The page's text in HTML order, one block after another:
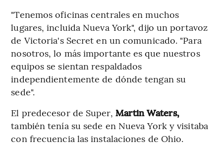
"Tenemos oficinas centrales en muchos
lugares, incluida Nueva York", dijo un portavoz
de Victoria's Secret en un comunicado. "Para
nosotros, lo más importante es que nuestros
equipos se sientan respaldados
independientemente de dónde tengan su
sede".
El predecesor de Super, Martin Waters,
también tenía su sede en Nueva York y visitaba
con frecuencia las instalaciones de Ohio.